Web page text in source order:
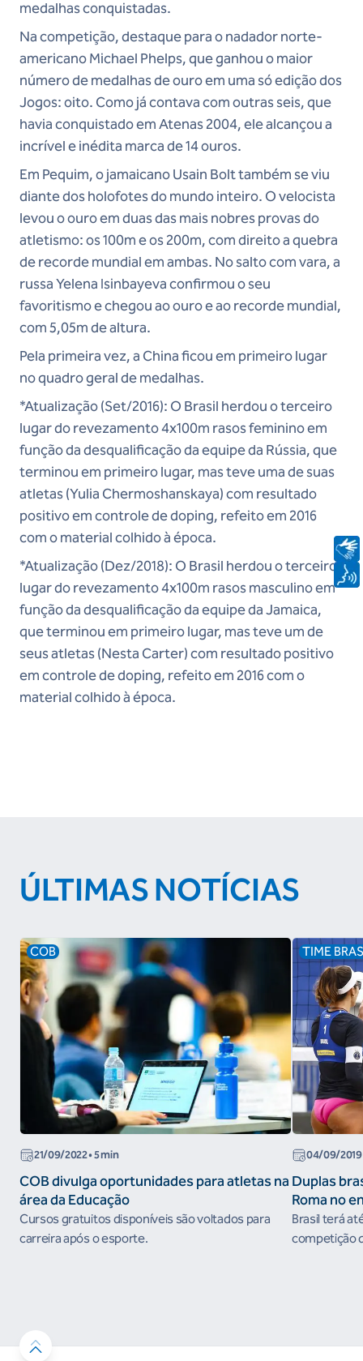
medalhas conquistadas.
Na competição, destaque para o nadador norte-
americano Michael Phelps, que ganhou o maior
número de medalhas de ouro em uma só edição dos
Jogos: oito. Como já contava com outras seis, que
havia conquistado em Atenas 2004, ele alcançou a
incrível e inédita marca de 14 ouros.
Em Pequim, o jamaicano Usain Bolt também se viu
diante dos holofotes do mundo inteiro. O velocista
levou o ouro em duas das mais nobres provas do
atletismo: os 100m e os 200m, com direito a quebra
de recorde mundial em ambas. No salto com vara, a
russa Yelena Isinbayeva confirmou o seu
favoritismo e chegou ao ouro e ao recorde mundial,
com 5,05m de altura.
Pela primeira vez, a China ficou em primeiro lugar
no quadro geral de medalhas.
*Atualização (Set/2016): O Brasil herdou o terceiro
lugar do revezamento 4x100m rasos feminino em
função da desqualificação da equipe da Rússia, que
terminou em primeiro lugar, mas teve uma de suas
atletas (Yulia Chermoshanskaya) com resultado
positivo em controle de doping, refeito em 2016
com o material colhido à época.
*Atualização (Dez/2018): O Brasil herdou o terceiro
lugar do revezamento 4x100m rasos masculino em
função da desqualificação da equipe da Jamaica,
que terminou em primeiro lugar, mas teve um de
seus atletas (Nesta Carter) com resultado positivo
em controle de doping, refeito em 2016 com o
material colhido à época.
ÚLTIMAS NOTÍCIAS
COB
21/09/2022• 5 min
COB divulga oportunidades para atletas na
área da Educação
Cursos gratuitos disponíveis são voltados para
carreira após o esporte.
TIME
04/09/2019
Duplas
Roma no
do
Brasil terá
competição